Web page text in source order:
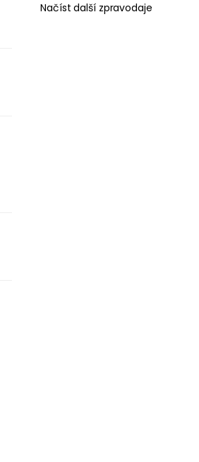
Načíst další zpravodaje